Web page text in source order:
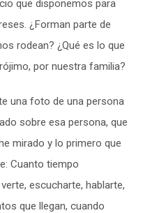
que disponemos para
¿Forman parte de
rodean? ¿Qué es lo que
por nuestra familia?
una foto de una persona
sobre esa persona, que
mirado y lo primero que
Cuanto tiempo
escucharte, hablarte,
que llegan, cuando